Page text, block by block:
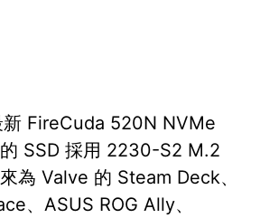
FireCuda 520N NVMe
SSD 採用 2230-S2 M.2
為 Valve 的 Steam Deck、
、ASUS ROG Ally、